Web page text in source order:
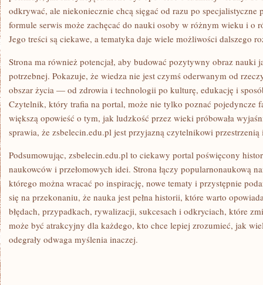
odkrywać, ale niekoniecznie chcą sięgać od razu po
formule serwis może zachęcać do nauki osoby w różnym wieku i o
Jego treści są ciekawe, a tematyka daje wiele możliwości dalszego
Strona ma również potencjał, aby budować pozytywny obraz
potrzebnej. Pokazuje, że wiedza nie jest czymś oderwanym od
obszar życia — od zdrowia i technologii po kulturę, edukację i
Czytelnik, który trafia na portal, może nie tylko poznać pojedyncze
większą opowieść o tym, jak ludzkość przez wieki próbowała
sprawia, że zsbelecin.edu.pl jest przyjazną czytelnikowi przestrzenią
Podsumowując, zsbelecin.edu.pl to ciekawy portal poświęcony
naukowców i przełomowych idei. Strona łączy popularnonaukową
którego można wracać po inspirację, nowe tematy i przystępnie
się na przekonaniu, że nauka jest pełna historii, które warto
błędach, przypadkach, rywalizacji, sukcesach i odkryciach, które
może być atrakcyjny dla każdego, kto chce lepiej zrozumieć, jak
odegrały odwaga myślenia inaczej.